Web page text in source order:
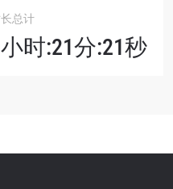
总计
时:21分:21秒